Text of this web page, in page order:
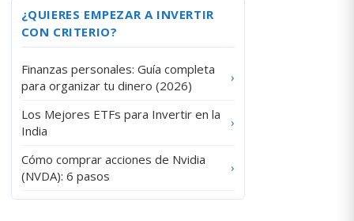
¿QUIERES EMPEZAR A INVERTIR
CON CRITERIO?
Finanzas personales: Guía completa
para organizar tu dinero (2026)
›
Los Mejores ETFs para Invertir en la
India
›
Cómo comprar acciones de Nvidia
(NVDA): 6 pasos
›